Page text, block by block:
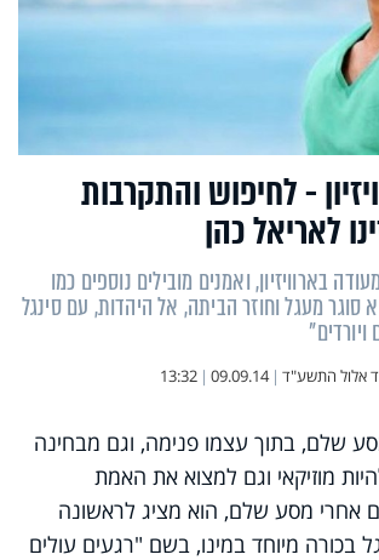
- לחיפוש והתקרבות
לאריאל כהן
בארוויזיון, ואמנים מובילים נוספים כמו
מעגל וחוזר הביתה, אל היהדות, עם סינגל
אלול התשע"ד |
09.09.14
|
13:32
שלם, בתוך עצמו פנימה, וגם מבחינה
מוזיקאי וגם למצוא את האמת
אחרי מסע שלם, הוא מציג לראשונה
בכורה מיוחד במינו, בשם "רגעים עולים